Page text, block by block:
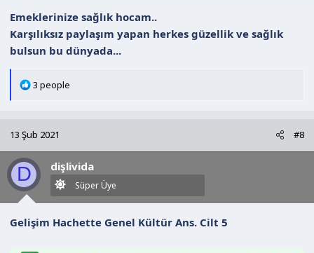
Emeklerinize sağlık hocam..
Karşılıksız paylaşım yapan herkes güzellik ve sağlık
bulsun bu dünyada...
T
i
l
e
r
3 people
13 Şub 2021 #8
D dişlivida
Süper Üye
Gelişim Hachette Genel Kültür Ans. Cilt 5